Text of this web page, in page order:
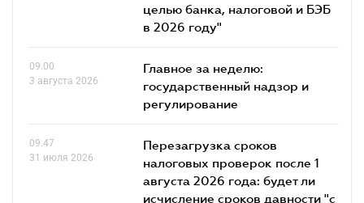
целью банка, налоговой и БЭБ
в 2026 году"
09.00
3 августа 2026
Главное за неделю:
государственный надзор и
регулирование
09.47
31 июля 2026
Перезагрузка сроков
налоговых проверок после 1
августа 2026 года: будет ли
исчисление сроков давности "с